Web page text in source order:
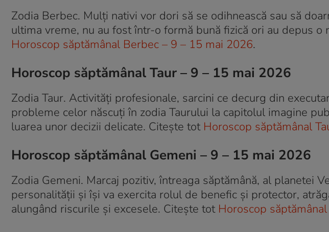
Zodia Berbec. Mulți nativi vor dori să se odihnească sau să
ultima vreme, nu au fost într-o formă bună fizică ori au depus o
Horoscop săptămânal Berbec – 9 – 15 mai 2026.
Horoscop săptămânal Taur – 9 – 15 mai 2026
Zodia Taur. Activități profesionale, sarcini ce decurg din
probleme celor născuți în zodia Taurului la capitolul imagine
luarea unor decizii delicate. Citește tot Horoscop săptămânal
Horoscop săptămânal Gemeni – 9 – 15 mai 2026
Zodia Gemeni. Marcaj pozitiv, întreaga săptămână, al planetei
personalității și își va exercita rolul de benefic și protector,
alungând riscurile și excesele. Citește tot Horoscop